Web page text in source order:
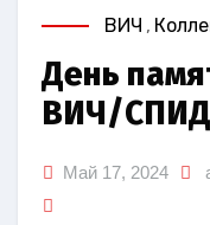
ВИЧ ,
День
ВИЧ/
Май 17, 2024